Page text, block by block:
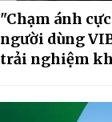
"Chạm ánh
người dùng
trải nghiệm